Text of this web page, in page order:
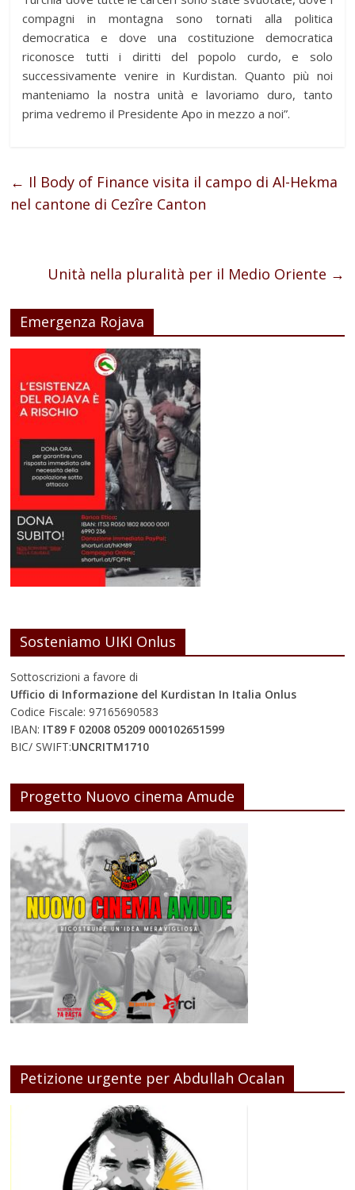
compagni in montagna sono tornati alla politica
democratica e dove una costituzione democratica
riconosce tutti i diritti del popolo curdo, e solo
successivamente venire in Kurdistan. Quanto più noi
manteniamo la nostra unità e lavoriamo duro, tanto
prima vedremo il Presidente Apo in mezzo a noi”.
← Il Body of Finance visita il campo di Al-Hekma
nel cantone di Cezîre Canton
Unità nella pluralità per il Medio Oriente →
Emergenza Rojava
Sosteniamo UIKI Onlus
Sottoscrizioni a favore di
Ufficio di Informazione del Kurdistan In Italia Onlus
Codice Fiscale: 97165690583
IBAN: IT89 F 02008 05209 000102651599
BIC/ SWIFT:UNCRITM1710
Progetto Nuovo cinema Amude
Petizione urgente per Abdullah Ocalan